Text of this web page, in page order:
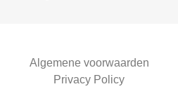
Algemene voorwaarden
Privacy Policy